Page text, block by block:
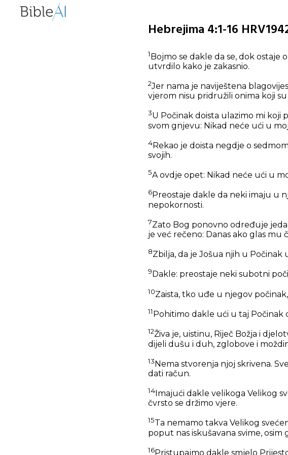
Hebrejima 4:1-16
1Bojmo se dakle da se, dok ostaje
utvrdilo kako je zakasnio.
2Jer nama je naviještena
vjerom nisu pridružili onima koji su
3U Počinak doista ulazimo mi koji
svom gnjevu: Nikad neće ući u
4Rekao je doista negdje o
svojih.
5A ovdje opet: Nikad neće ući u
6Preostaje dakle da neki imaju u
nepokornosti.
7Zato Bog ponovno određuje
je već rečeno: Danas ako glas
8Zbilja, da je Jošua njih u
9 Dakle: preostaje neki subotni
10Zaista, tko uđe u njegov
11 Pohitimo dakle ući u taj
12Živa je, uistinu, Riječ Božja i
dijeli dušu i duh, zglobove i
13Nema stvorenja njoj skrivena.
dati račun.
14 Imajući dakle velikoga Velikog
čvrsto se držimo vjere.
15Ta nemamo takva Velikog
poput nas iskušavana svime, osim
16Pristupajmo dakle smjelo